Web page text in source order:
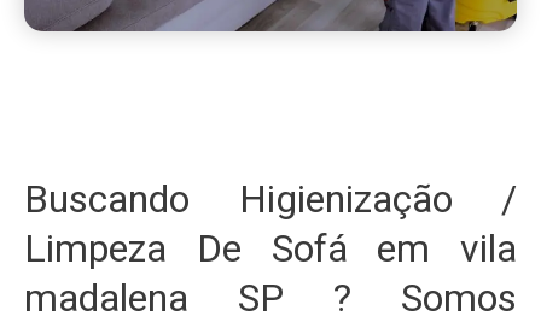
Buscando Higienização /
Limpeza De Sofá em vila
madalena SP ? Somos